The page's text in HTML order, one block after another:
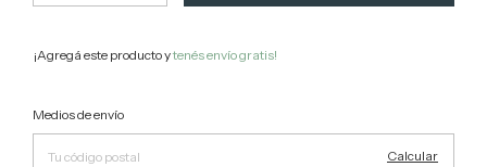
¡Agregá este producto ytenés envío gratis!
Entregas para el CP:
Medios de envío
Calcular